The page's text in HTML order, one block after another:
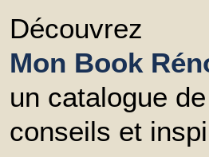
Découvrez
Mon Book
un catalogue de
conseils et